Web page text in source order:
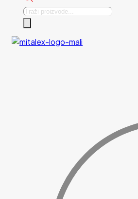
Products
search